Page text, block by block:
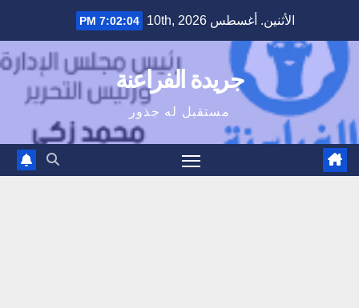
content
الأثنين. أغسطس 10th, 2026 7:02:04 PM
جريدة الفراعنة
مستقبل له جذور